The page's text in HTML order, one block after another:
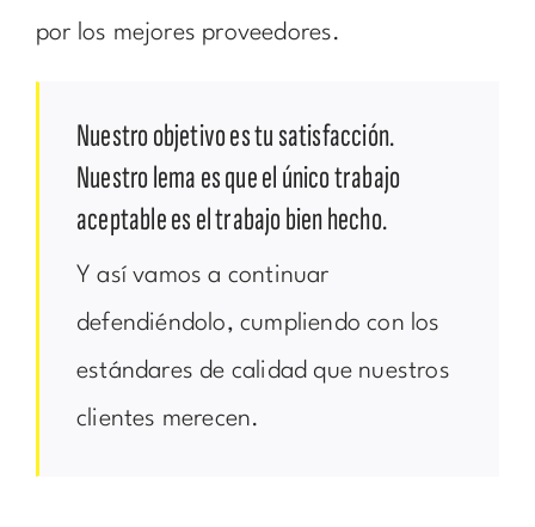
por los mejores proveedores.
Nuestro objetivo es tu satisfacción.
Nuestro lema es que el único trabajo
aceptable es el trabajo bien hecho.
Y así vamos a continuar
defendiéndolo, cumpliendo con los
estándares de calidad que nuestros
clientes merecen.